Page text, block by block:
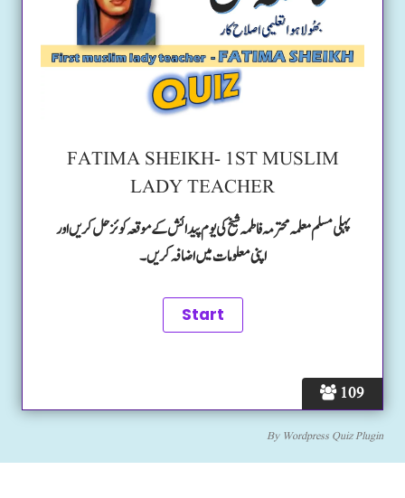
109
FATIMA SHEIKH- 1ST MUSLIM
LADY TEACHER
پہلی مسلم معلمہ محترمہ فاطمہ شیخ کی یوم پیدائش کے موقعہ کوئز حل کریں اور
اپنی معلومات میں اضافہ کریں۔
By Wordpress Quiz Plugin